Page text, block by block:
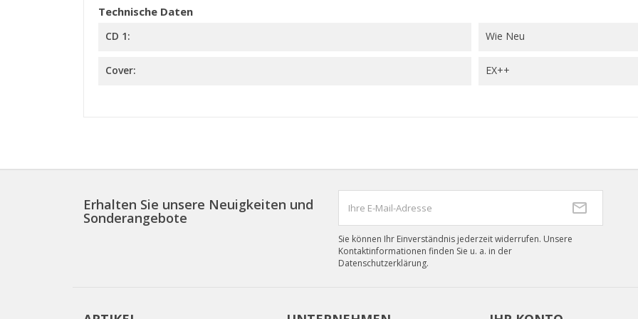
Technische Daten
CD 1: Wie Neu
Cover: EX++
Erhalten Sie unsere Neuigkeiten und
Sonderangebote
Sie können Ihr Einverständnis jederzeit widerrufen. Unsere
Kontaktinformationen finden Sie u. a. in der
Datenschutzerklärung.